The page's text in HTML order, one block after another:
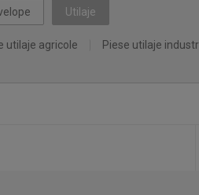
Utilaje
utilaje agricole Piese utilaje